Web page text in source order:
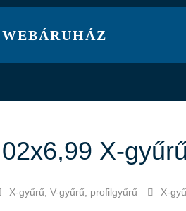
WEBÁRUHÁZ
X-
X-gyűrű, V-gyűrű, profilgyűrű X-